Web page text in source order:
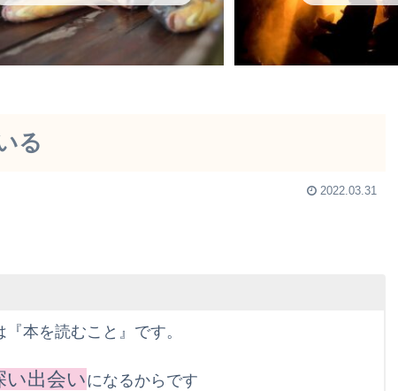
る
2022.03.31
本を読むこと』です。
い出会いになるからです